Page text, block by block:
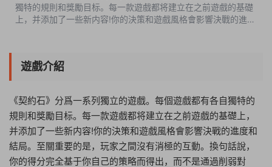
獨特的規則和獎勵目标。每一款遊戲都将建立在之前遊戲的基礎
上，并添加了一些新内容!你的決策和遊戲風格會影響決戰的進度
遊戲介紹
《契約石》分爲一系列獨立的遊戲。每個遊戲都有各自獨特的
規則和獎勵目标。每一款遊戲都将建立在之前遊戲的基礎上，
并添加了一些新内容!你的決策和遊戲風格會影響決戰的進度和
結局。至關重要的是，玩家之間沒有消極的互動。換句話說，
你的得分完全基于你自己的策略而得出，而不是通過削弱對